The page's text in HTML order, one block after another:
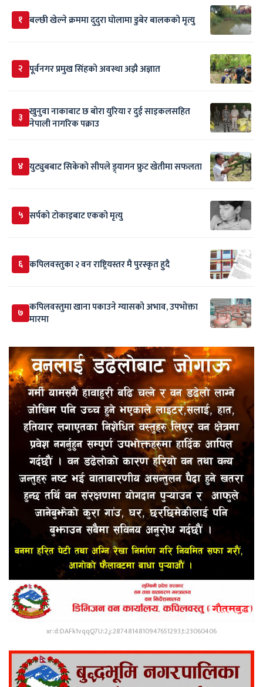
१ बल्छी खेल्ने क्रममा दुदुरा घोलामा डुबेर बालकको मृत्यु
२ पूर्वनगर प्रमुख सिंहको अवस्था अझै अज्ञात
३ खुनुवा नाकाबाट छ बोरा युरिया र दुई साइकलसहित
नेपाली नागरिक पक्राउ
४ युट्युबबाट सिकेको सीपले ड्र्यागन फ्रुट खेतीमा सफलता
५ सर्पकाे टाेकाइबाट एकको मृत्यु
६ कपिलवस्तुका २ वन राष्ट्रियस्तर मै पुरस्कृत हुदै
७ कपिलवस्तुमा खाना पकाउने ग्यासको अभाव, उपभोक्ता
मारमा
xr:d:DAFk1vqqQ7U:2,j:2874814810947651293,t:23060406